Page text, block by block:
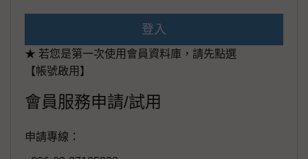
登入
★ 若您是第一次使用會員資料庫，請先點選
【帳號啟用】
會員服務申請/試用
申請專線：